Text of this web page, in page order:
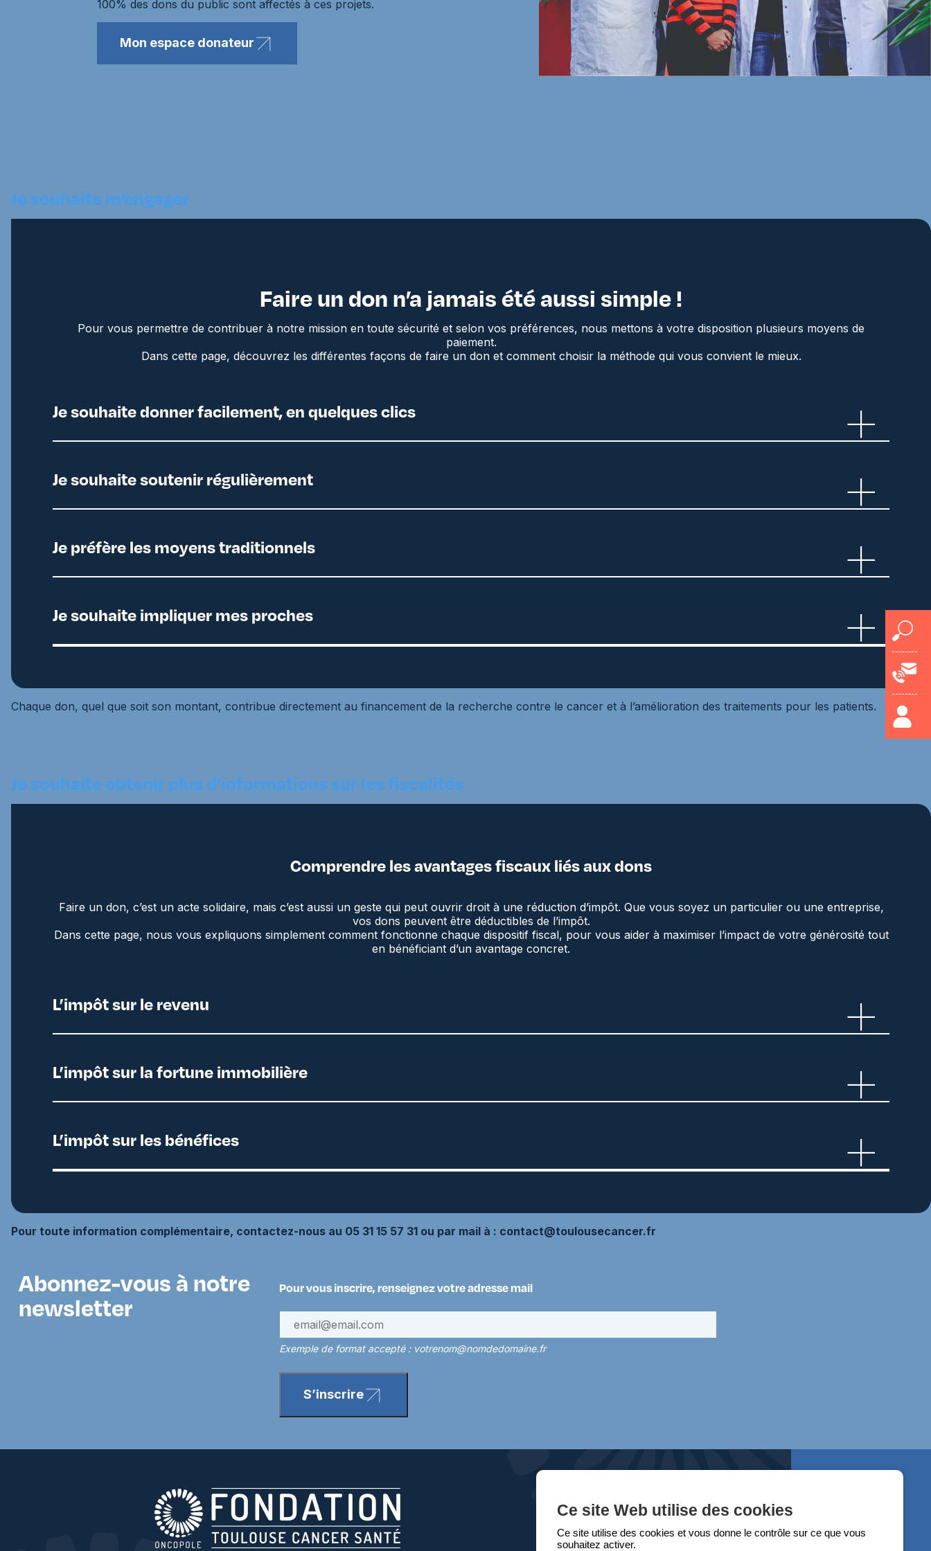
100% des dons du public sont affectés à ces projets.
Mon espace donateur
Je souhaite m’engager
Faire un don n’a jamais été aussi simple !
Pour vous permettre de contribuer à notre mission en toute sécurité et selon vos préférences, nous mettons à votre disposition plusieurs moyens de
paiement.
Dans cette page, découvrez les différentes façons de faire un don et comment choisir la méthode qui vous convient le mieux.
Je souhaite donner facilement, en quelques clics
Je souhaite soutenir régulièrement
Je préfère les moyens traditionnels
Je souhaite impliquer mes proches
Chaque don, quel que soit son montant, contribue directement au financement de la recherche contre le cancer et à l’amélioration des traitements pour les patients.
Je souhaite obtenir plus d’informations sur les fiscalités
Comprendre les avantages fiscaux liés aux dons
Faire un don, c’est un acte solidaire, mais c’est aussi un geste qui peut ouvrir droit à une réduction d’impôt. Que vous soyez un particulier ou une entreprise,
vos dons peuvent être déductibles de l’impôt.
Dans cette page, nous vous expliquons simplement comment fonctionne chaque dispositif fiscal, pour vous aider à maximiser l’impact de votre générosité tout
en bénéficiant d’un avantage concret.
L’impôt sur le revenu
L’impôt sur la fortune immobilière
L’impôt sur les bénéfices
Pour toute information complémentaire, contactez-nous au 05 31 15 57 31 ou par mail à : contact@toulousecancer.fr
Abonnez-vous à notre
newsletter
Pour vous inscrire, renseignez votre adresse mail
Exemple de format accepté : votrenom@nomdedomaine.fr
S’inscrire
Ce site Web utilise des cookies
Ce site utilise des cookies et vous donne le contrôle sur ce que vous
souhaitez activer.